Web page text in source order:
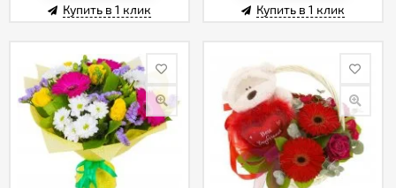
Купить в 1 клик Купить в 1 клик